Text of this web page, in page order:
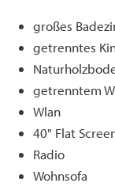
großes
getrenntes
getrenntem
Wlan
40" Flat
Radio
Wohnsofa